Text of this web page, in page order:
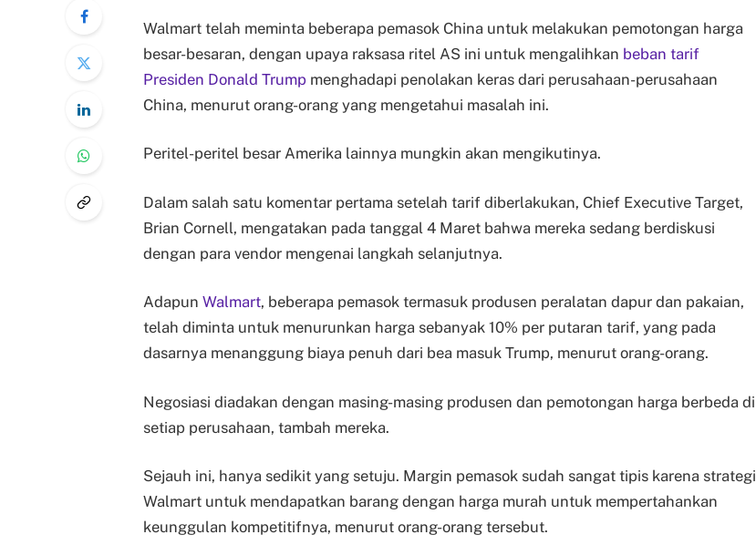
Walmart telah meminta beberapa pemasok China untuk melakukan pemotongan harga
besar-besaran, dengan upaya raksasa ritel AS ini untuk mengalihkan beban tarif
Presiden Donald Trump menghadapi penolakan keras dari perusahaan-perusahaan
China, menurut orang-orang yang mengetahui masalah ini.
Peritel-peritel besar Amerika lainnya mungkin akan mengikutinya.
Dalam salah satu komentar pertama setelah tarif diberlakukan, Chief Executive Target,
Brian Cornell, mengatakan pada tanggal 4 Maret bahwa mereka sedang berdiskusi
dengan para vendor mengenai langkah selanjutnya.
Adapun Walmart, beberapa pemasok termasuk produsen peralatan dapur dan pakaian,
telah diminta untuk menurunkan harga sebanyak 10% per putaran tarif, yang pada
dasarnya menanggung biaya penuh dari bea masuk Trump, menurut orang-orang.
Negosiasi diadakan dengan masing-masing produsen dan pemotongan harga berbeda di
setiap perusahaan, tambah mereka.
Sejauh ini, hanya sedikit yang setuju. Margin pemasok sudah sangat tipis karena strategi
Walmart untuk mendapatkan barang dengan harga murah untuk mempertahankan
keunggulan kompetitifnya, menurut orang-orang tersebut.